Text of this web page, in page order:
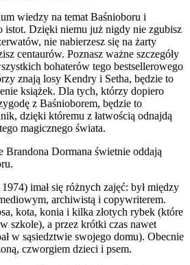
wiedzy na temat Baśnioboru i
istot. Dzięki niemu już nigdy nie zgubisz
nie nabierzesz się na żarty
centaurów. Poznasz ważne szczegóły
bohaterów tego bestsellerowego
znają losy Kendry i Setha, będzie to
książek. Dla tych, którzy dopiero
z Baśnioborem, będzie to
dzięki któremu z łatwością odnajdą
magicznego świata.
Brandona Dormana świetnie oddają
imał się różnych zajęć: był między
archiwistą i copywriterem.
kota, konia i kilka złotych rybek (które
szkole), a przez krótki czas nawet
w sąsiedztwie swojego domu). Obecnie
czworgiem dzieci i psem.